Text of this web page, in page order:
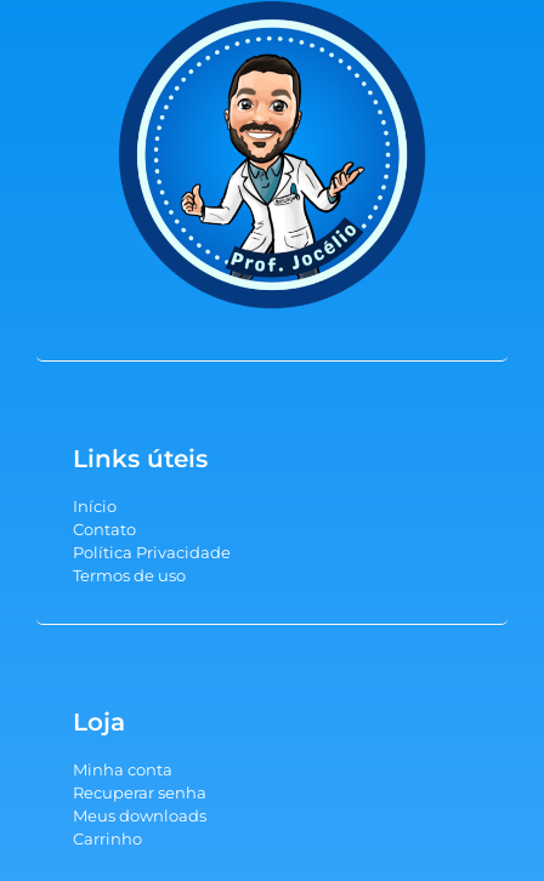
Links úteis
Início
Contato
Política Privacidade
Termos de uso
Loja
Minha conta
Recuperar senha
Meus downloads
Carrinho